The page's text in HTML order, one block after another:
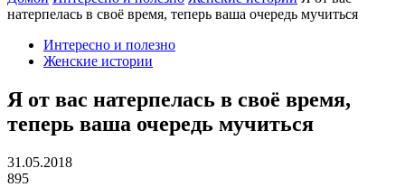
натерпелась в своё время, теперь ваша очередь мучиться
Интересно и полезно
Женские истории
Я от вас натерпелась в своё время,
теперь ваша очередь мучиться
31.05.2018
895